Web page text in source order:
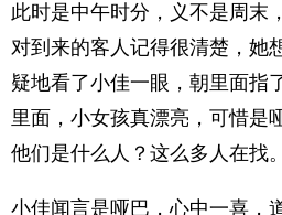
此时是中午时分，义不是周末
对到来的客人记得很清楚，她
疑地看了小佳一眼，朝里面指
里面，小女孩真漂亮，可惜是
他们是什么人？这么多人在找。
小佳闻言是哑巴，心中一喜，